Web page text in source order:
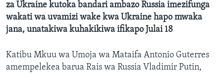
za Ukraine kutoka bandari ambazo Russia imezifunga
wakati wa uvamizi wake kwa Ukraine hapo mwaka
jana, unatakiwa kuhakikiwa ifikapo Julai 18
Katibu Mkuu wa Umoja wa Mataifa Antonio Guterres
amempelekea barua Rais wa Russia Vladimir Putin,